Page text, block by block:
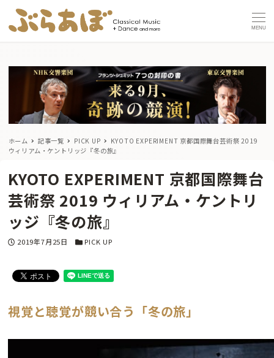
MENU
ホーム 記事一覧 PICK UP
KYOTO EXPERIMENT 京都国際舞台芸術祭 2019
ウィリアム・ケントリッジ『冬の旅』
KYOTO EXPERIMENT 京都国際舞台
芸術祭 2019 ウィリアム・ケントリ
ッジ『冬の旅』
投稿日
2019年7月25日 カテゴリー
PICK UP
視覚と聴覚が競い合う「冬の旅」